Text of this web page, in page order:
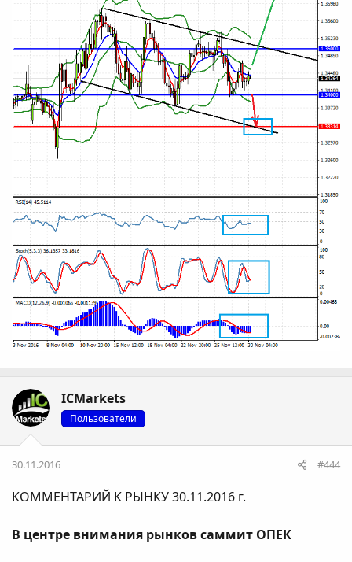
ICMarkets
Пользователи
30.11.2016 #444
КОММЕНТАРИЙ К РЫНКУ 30.11.2016 г.
В центре внимания рынков саммит ОПЕК